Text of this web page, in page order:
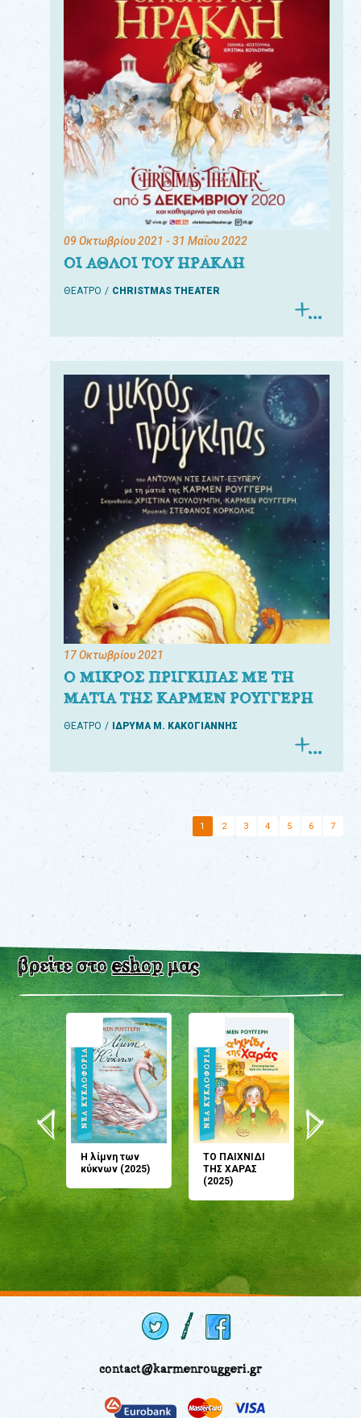
09 Οκτωβρίου 2021 - 31 Μαΐου 2022
ΟΙ ΑΘΛΟΙ ΤΟΥ ΗΡΑΚΛΗ
ΘΕΑΤΡΟ CHRISTMAS THEATER
17 Οκτωβρίου 2021
Ο ΜΙΚΡΟΣ ΠΡΙΓΚΙΠΑΣ ΜΕ ΤΗ
ΜΑΤΙΑ ΤΗΣ ΚΑΡΜΕΝ ΡΟΥΓΓΕΡΗ
ΘΕΑΤΡΟ ΙΔΡΥΜΑ Μ. ΚΑΚΟΓΙΑΝΝΗΣ
1 2 3 4 5 6 7
βρείτε στοeshopμας
Η λίμνη των
κύκνων (2025)
ΤΟ ΠΑΙΧΝΙΔΙ
ΤΗΣ ΧΑΡΑΣ
(2025)
μου;
(2024)
contact@karmenrouggeri.gr